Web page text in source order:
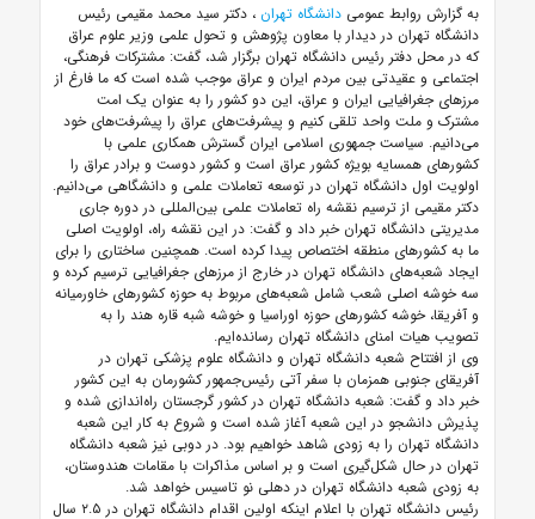
به گزارش روابط عمومی دانشگاه تهران ، دکتر سید محمد مقیمی رئیس
دانشگاه تهران در دیدار با معاون پژوهش و تحول علمی وزیر علوم عراق
که در محل دفتر رئیس دانشگاه تهران برگزار شد، گفت: مشترکات فرهنگی،
اجتماعی و عقیدتی بین مردم ایران و عراق موجب شده است که ما فارغ از
مرزهای جغرافیایی ایران و عراق، این دو کشور را به عنوان یک امت
مشترک و ملت واحد تلقی کنیم و پیشرفت‌های عراق را پیشرفت‌های خود
می‌دانیم. سیاست جمهوری اسلامی ایران گسترش همکاری علمی با
کشورهای همسایه بویژه کشور عراق است و کشور دوست و برادر عراق را
اولویت اول دانشگاه تهران در توسعه تعاملات علمی و دانشگاهی می‌دانیم.
دکتر مقیمی از ترسیم نقشه راه تعاملات علمی بین‌المللی در دوره جاری
مدیریتی دانشگاه تهران خبر داد و گفت: در این نقشه راه، اولویت اصلی
ما به کشورهای منطقه اختصاص پیدا کرده است. همچنین ساختاری را برای
ایجاد شعبه‌های دانشگاه تهران در خارج از مرزهای جغرافیایی ترسیم کرده و
سه خوشه اصلی شعب شامل شعبه‌های مربوط به حوزه کشورهای خاورمیانه
و آفریقا، خوشه کشورهای حوزه اوراسیا و خوشه شبه قاره هند را به
تصویب هیات امنای دانشگاه تهران رسانده‌ایم.
وی از افتتاح شعبه دانشگاه تهران و دانشگاه علوم پزشکی تهران در
آفریقای جنوبی همزمان با سفر آتی رئیس‌جمهور کشورمان به این کشور
خبر داد و گفت: شعبه دانشگاه تهران در کشور گرجستان راه‌اندازی شده و
پذیرش دانشجو در این شعبه آغاز شده است و شروع به کار این شعبه
دانشگاه تهران را به زودی شاهد خواهیم بود. در دوبی نیز شعبه دانشگاه
تهران در حال شکل‌گیری است و بر اساس مذاکرات با مقامات هندوستان،
به زودی شعبه دانشگاه تهران در دهلی نو تاسیس خواهد شد.
رئیس دانشگاه تهران با اعلام اینکه اولین اقدام دانشگاه تهران در ۲.۵ سال